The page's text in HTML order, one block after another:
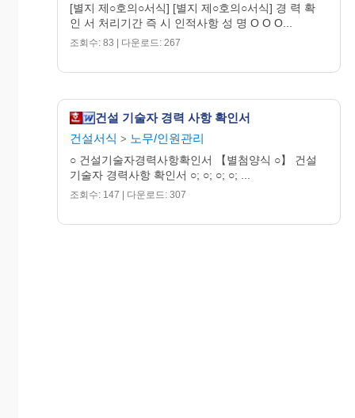
[별지 제○호의○서식] [별지 제○호의○서식] 경 력 확
인 서 처리기간 즉 시 인적사항 성 명 O O O...
조회수: 83 | 다운로드: 267
건설 기술자 경력 사항 확인서
건설서식 > 노무/인원관리
○ 건설기술자경력사항확인서 【별첨양식 ○】 건설
기술자 경력사항 확인서 ○; ○; ○; ○; ...
조회수: 147 | 다운로드: 307